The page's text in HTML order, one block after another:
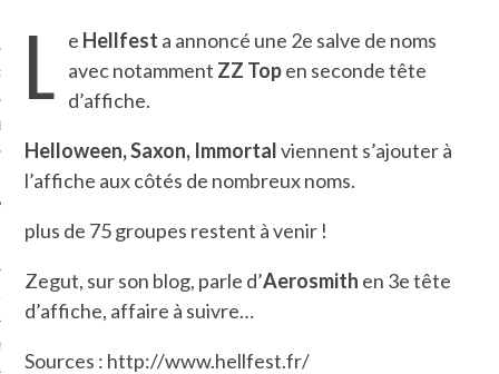
L e Hellfest a annoncé une 2e salve de noms
avec notamment ZZ Topen seconde tête
d’affiche.
Helloween, Saxon, Immortalviennent s’ajouter à
l’affiche aux côtés de nombreux noms.
plus de 75 groupes restent à venir !
Zegut, sur son blog, parle d’Aerosmith en 3e tête
d’affiche, affaire à suivre…
Sources : http://www.hellfest.fr/